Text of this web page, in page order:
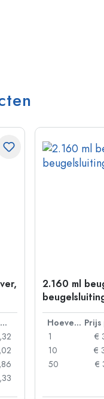
Prijs per eenheid
2.160 ml
Hoeveelheid
1
€
10
€
50
€